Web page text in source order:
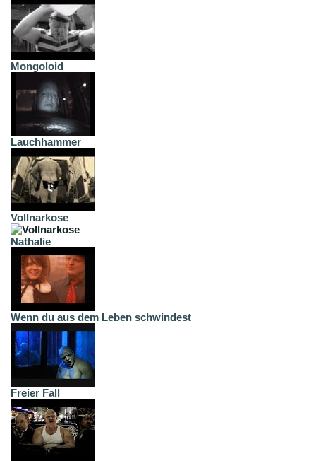
Mongoloid
Lauchhammer
Vollnarkose
Nathalie
Wenn du aus dem Leben schwindest
Freier Fall